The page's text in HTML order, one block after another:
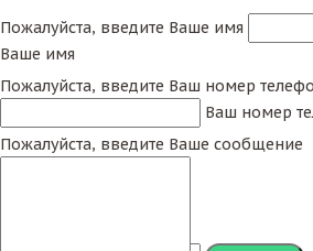
Пожалуйста, введите Ваше имя
Ваше имя
Пожалуйста, введите Ваш номер
Ваш номер
Пожалуйста, введите Ваше сообщение